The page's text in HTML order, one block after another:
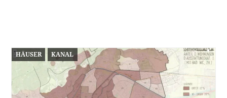
HÄUSER KANAL